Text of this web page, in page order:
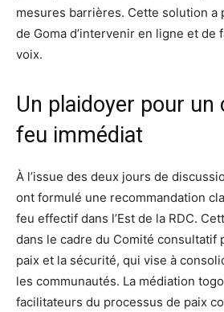
mesures barrières. Cette solution a
de Goma d’intervenir en ligne et de
voix.
Un plaidoyer pour un
feu immédiat
À l’issue des deux jours de
ont formulé une recommandation
feu effectif dans l’Est de la RDC.
dans le cadre du Comité consultatif
paix et la sécurité, qui vise à
les communautés. La médiation
facilitateurs du processus de paix